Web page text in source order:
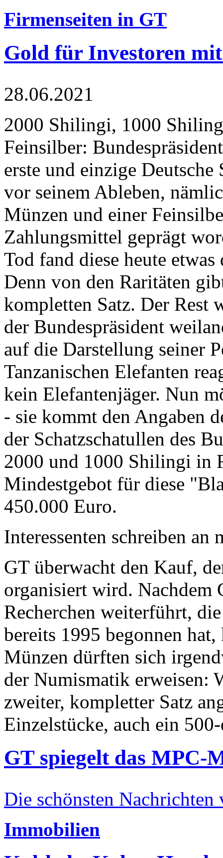
Firmenseiten in GT
Gold für Investoren
28.06.2021
2000 Shilingi, 1000
Feinsilber:
erste und einzige Deutsche
vor seinem Ableben,
Münzen und einer
Zahlungsmittel geprägt
Tod fand diese heute
Denn von den Raritäten
kompletten Satz. Der Rest
der Bundespräsident
auf die Darstellung seiner
Tanzanischen Elefanten
kein Elefantenjäger. Nun
- sie kommt den Angaben
der Schatzschatullen des
2000 und 1000 Shilingi in
Mindestgebot für diese
450.000 Euro.
Interessenten schreiben
GT überwacht den Kauf,
organisiert wird. Nachdem
Recherchen weiterführt,
bereits 1995 begonnen
Münzen dürften sich
der Numismatik erweisen:
zweiter, kompletter Satz
Einzelstücke, auch ein
GT spiegelt das MPC-
Die schönsten Nachrichten
Immobilien